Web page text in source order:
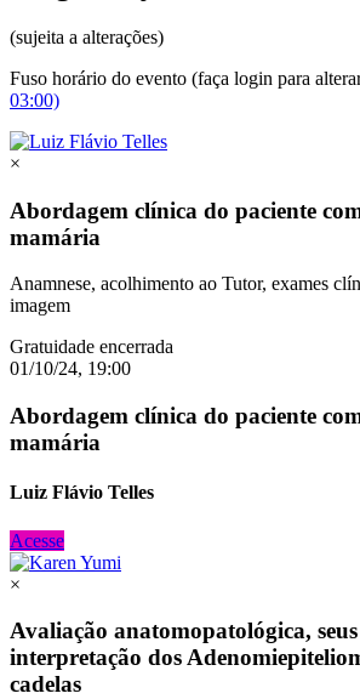
(sujeita a alterações)
Fuso horário do evento (faça login para
03:00)
×
Abordagem clínica do paciente
mamária
Anamnese, acolhimento ao Tutor, exames
imagem
Gratuidade encerrada
01/10/24, 19:00
Abordagem clínica do paciente
mamária
Luiz Flávio Telles
Acesse
×
Avaliação anatomopatológica,
interpretação dos
cadelas